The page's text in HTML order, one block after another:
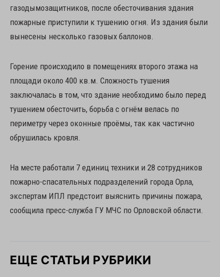
газодымозащитников, после обесточивания здания
пожарные приступили к тушению огня. Из здания были
вынесены несколько газовых баллонов.
Горение происходило в помещениях второго этажа на
площади около 400 кв.м. Сложность тушения
заключалась в том, что здание необходимо было перед
тушением обесточить, борьба с огнём велась по
периметру через оконные проёмы, так как частично
обрушилась кровля.
На месте работали 7 единиц техники и 28 сотрудников
пожарно-спасательных подразделений города Орла,
экспертам ИПЛ предстоит выяснить причины пожара,
сообщила пресс-служба ГУ МЧС по Орловской области.
ЕЩЕ СТАТЬИ РУБРИКИ